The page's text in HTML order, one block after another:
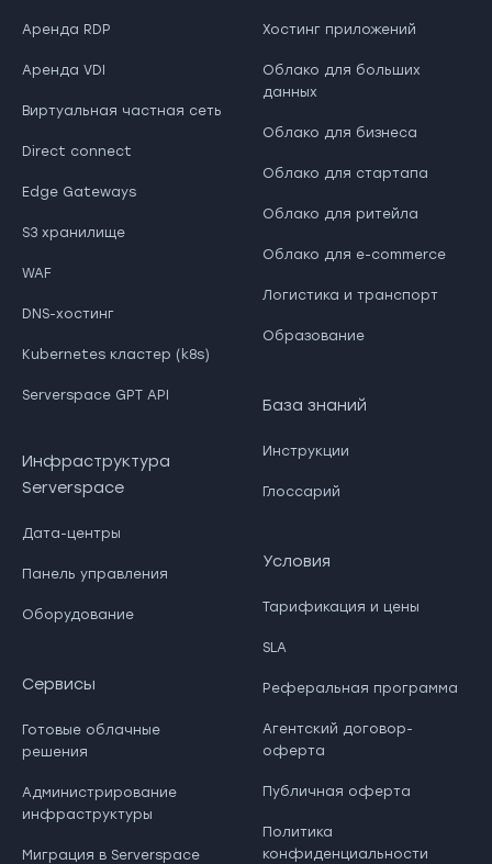
Аренда RDP
Аренда VDI
Виртуальная частная сеть
Direct connect
Edge Gateways
S3 хранилище
WAF
DNS-хостинг
Kubernetes кластер (k8s)
Serverspace GPT API
Инфраструктура
Serverspace
Дата-центры
Панель управления
Оборудование
Сервисы
Готовые облачные
решения
Администрирование
инфраструктуры
Миграция в Serverspace
Хостинг приложений
Облако для больших
данных
Облако для бизнеса
Облако для стартапа
Облако для ритейла
Облако для e-commerce
Логистика и транспорт
Образование
База знаний
Инструкции
Глоссарий
Условия
Тарификация и цены
SLA
Реферальная программа
Агентский договор-
оферта
Публичная оферта
Политика
конфиденциальности